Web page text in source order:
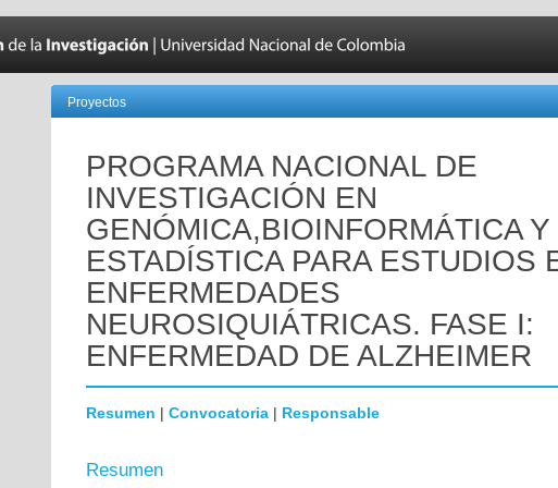
Proyectos
PROGRAMA NACIONAL DE
INVESTIGACIÓN EN
GENÓMICA,BIOINFORMÁTICA Y
ESTADÍSTICA PARA ESTUDIOS
ENFERMEDADES
NEUROSIQUIÁTRICAS. FASE I:
ENFERMEDAD DE ALZHEIMER
Resumen | Convocatoria | Responsable
Resumen